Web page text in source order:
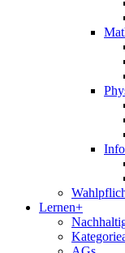
Lernen+